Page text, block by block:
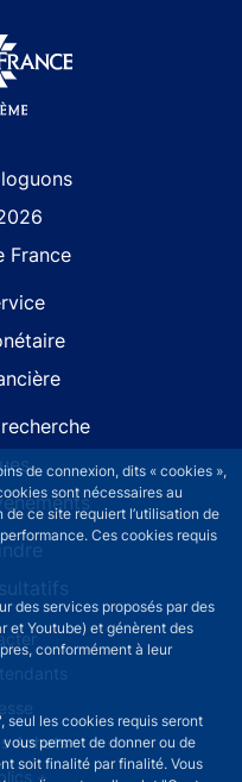
de connexion, dits « cookies »,
sont nécessaires au
ce site requiert l’utilisation de
Ces cookies requis
des services proposés par des
et Youtube) et génèrent des
conformément à leur
seul les cookies requis seront
permet de donner ou de
soit finalité par finalité. Vous
France
Achats
+